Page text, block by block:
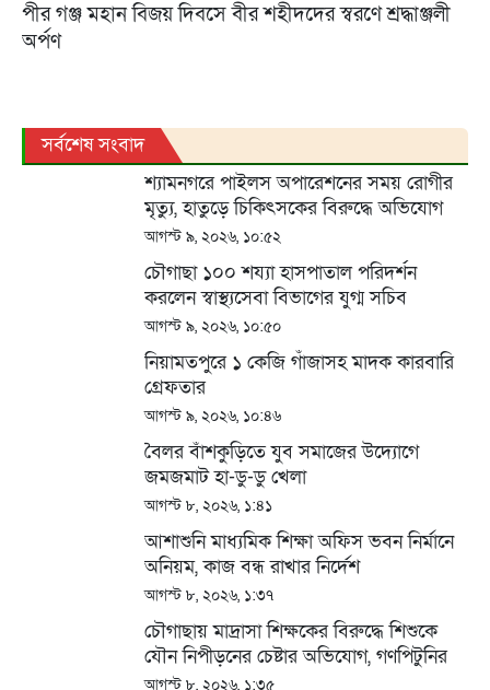
পীর গঞ্জ মহান বিজয় দিবসে বীর শহীদদের স্বরণে শ্রদ্ধাঞ্জলী
অর্পণ
সর্বশেষ সংবাদ
শ্যামনগরে পাইলস অপারেশনের সময় রোগীর
মৃত্যু, হাতুড়ে চিকিৎসকের বিরুদ্ধে অভিযোগ
আগস্ট ৯, ২০২৬, ১০:৫২
চৌগাছা ১০০ শয্যা হাসপাতাল পরিদর্শন
করলেন স্বাস্থ্যসেবা বিভাগের যুগ্ম সচিব
আগস্ট ৯, ২০২৬, ১০:৫০
নিয়ামতপুরে ১ কেজি গাঁজাসহ মাদক কারবারি
গ্রেফতার
আগস্ট ৯, ২০২৬, ১০:৪৬
বৈলর বাঁশকুড়িতে যুব সমাজের উদ্যোগে
জমজমাট হা-ডু-ডু খেলা
আগস্ট ৮, ২০২৬, ১:৪১
আশাশুনি মাধ্যমিক শিক্ষা অফিস ভবন নির্মানে
অনিয়ম, কাজ বন্ধ রাখার নির্দেশ
আগস্ট ৮, ২০২৬, ১:৩৭
চৌগাছায় মাদ্রাসা শিক্ষকের বিরুদ্ধে শিশুকে
যৌন নিপীড়নের চেষ্টার অভিযোগ, গণপিটুনির
পর আটক
আগস্ট ৮, ২০২৬, ১:৩৫